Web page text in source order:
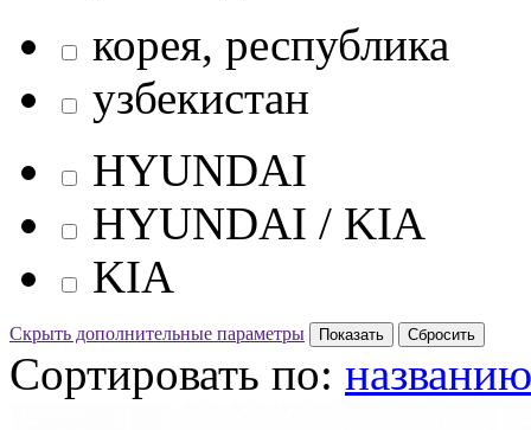
корея, республика
узбекистан
HYUNDAI
HYUNDAI / KIA
KIA
Скрыть дополнительные параметры
Сортировать по: